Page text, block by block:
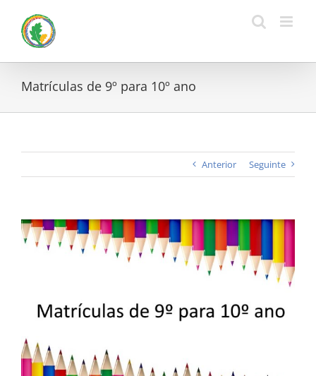
content
Matrículas de 9º para 10º ano
Anterior Seguinte
View
Larger
Image